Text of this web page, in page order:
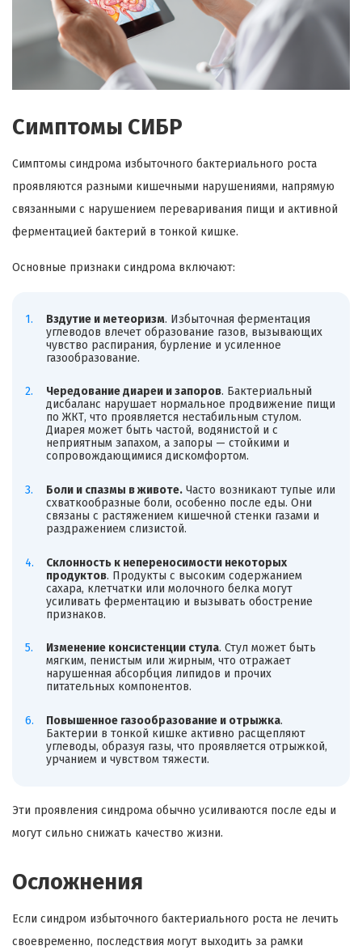
Симптомы СИБР
Симптомы синдрома избыточного бактериального роста
проявляются разными кишечными нарушениями, напрямую
связанными с нарушением переваривания пищи и активной
ферментацией бактерий в тонкой кишке.
Основные признаки синдрома включают:
Вздутие и метеоризм. Избыточная ферментация
углеводов влечет образование газов, вызывающих
чувство распирания, бурление и усиленное
газообразование.
Чередование диареи и запоров. Бактериальный
дисбаланс нарушает нормальное продвижение пищи
по ЖКТ, что проявляется нестабильным стулом.
Диарея может быть частой, водянистой и с
неприятным запахом, а запоры — стойкими и
сопровождающимися дискомфортом.
Боли и спазмы в животе.Часто возникают тупые или
схваткообразные боли, особенно после еды. Они
связаны с растяжением кишечной стенки газами и
раздражением слизистой.
Склонность к непереносимости некоторых
продуктов. Продукты с высоким содержанием
сахара, клетчатки или молочного белка могут
усиливать ферментацию и вызывать обострение
признаков.
Изменение консистенции стула. Стул может быть
мягким, пенистым или жирным, что отражает
нарушенная абсорбция липидов и прочих
питательных компонентов.
Повышенное газообразование и отрыжка.
Бактерии в тонкой кишке активно расщепляют
углеводы, образуя газы, что проявляется отрыжкой,
урчанием и чувством тяжести.
Эти проявления синдрома обычно усиливаются после еды и
могут сильно снижать качество жизни.
Осложнения
Если синдром избыточного бактериального роста не лечить
своевременно, последствия могут выходить за рамки